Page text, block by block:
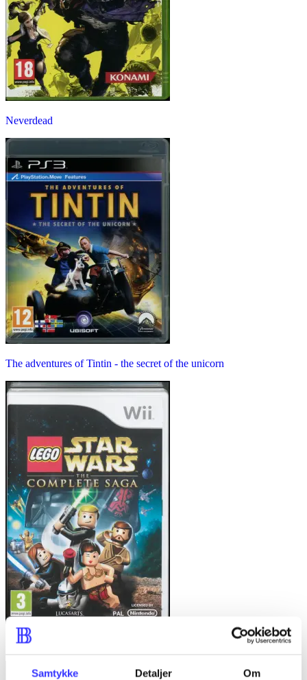
Samtykke Detaljer Om
Neverdead
The adventures of Tintin - the secret of the unicorn
Lego star wars - the complete saga